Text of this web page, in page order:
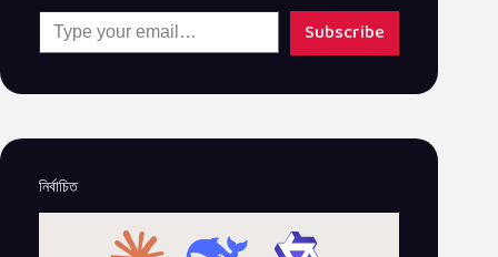
Type your email…
Subscribe
নির্বাচিত